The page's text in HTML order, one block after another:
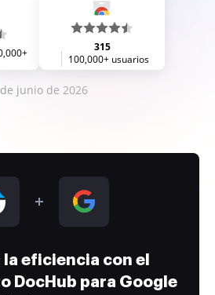
315
100,000+ usuarios
junio de 2026
eficiencia con el
DocHub para Google